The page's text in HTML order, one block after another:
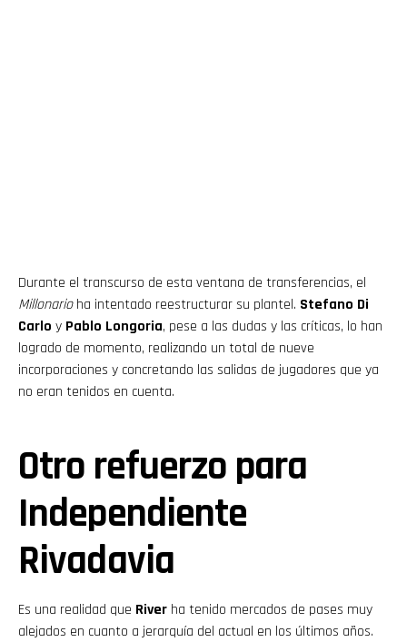
Durante el transcurso de esta ventana de transferencias, el
Millonarioha intentado reestructurar su plantel. Stefano Di
Carlo y Pablo Longoria, pese a las dudas y las críticas, lo han
logrado de momento, realizando un total de nueve
incorporaciones y concretando las salidas de jugadores que ya
no eran tenidos en cuenta.
Otro refuerzo para
Independiente
Rivadavia
Es una realidad que River ha tenido mercados de pases muy
alejados en cuanto a jerarquía del actual en los últimos años.